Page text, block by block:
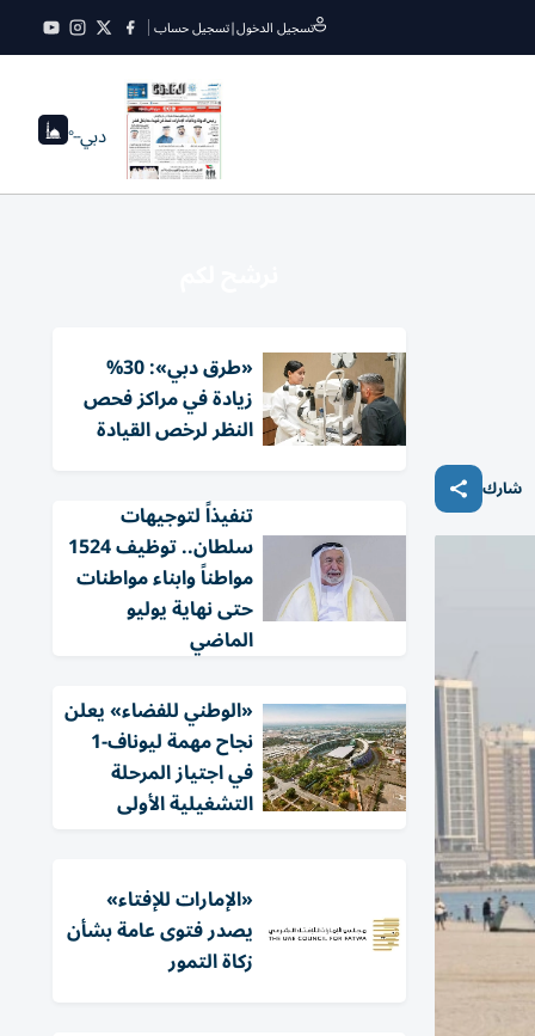
تسجيل الدخول|تسجيل حساب
دبي--°
شارك
«طرق دبي»: 30%
زيادة في مراكز فحص
النظر لرخص القيادة
تنفيذاً لتوجيهات
سلطان.. توظيف 1524
مواطناً وابناء مواطنات
حتى نهاية يوليو
الماضي
«الوطني للفضاء» يعلن
نجاح مهمة ليوناف-1
في اجتياز المرحلة
التشغيلية الأولى
«الإمارات للإفتاء»
يصدر فتوى عامة بشأن
زكاة التمور